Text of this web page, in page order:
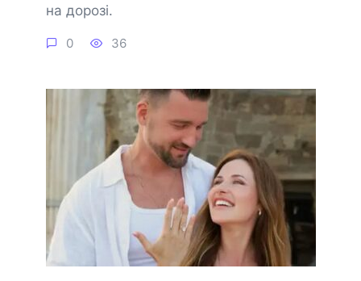
на дорозі.
0 36